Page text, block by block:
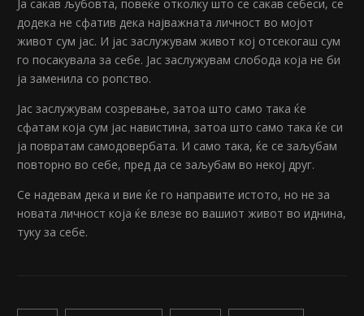
Ја сакав љубовта, повеќе отколку што се сакав себеси, се
додека не сфатив дека најважната личност во мојот
живот сум јас. И јас заслужувам живот кој отсекогаш сум
го посакувала за себе. Јас заслужувам слобода која не би
ја заменила со ропство.
Јас заслужувам созревање, затоа што само така ќе
сфатам која сум јас навистина, затоа што само така ќе си
ја повратам самодовербата. И само така, ќе се заљубам
повторно во себе, пред да се заљубам во некој друг.
Се надевам дека и вие ќе го направите истото, но не за
новата личност која ќе влезе во вашиот живот во иднина,
туку за себе.